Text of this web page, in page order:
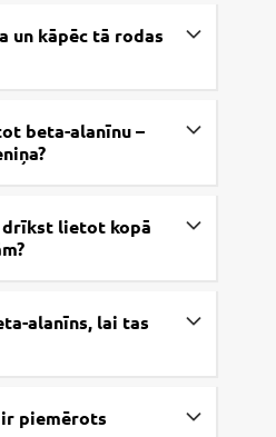
un kāpēc tā rodas
beta-alanīnu –
drīkst lietot kopā
alanīns, lai tas
piemērots